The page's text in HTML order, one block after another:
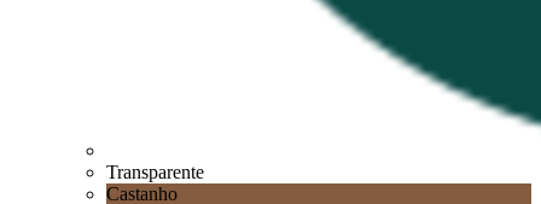
Transparente
Castanho